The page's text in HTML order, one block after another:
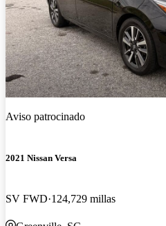
Aviso patrocinado
2021 Nissan Versa
SV FWD 124,729 millas